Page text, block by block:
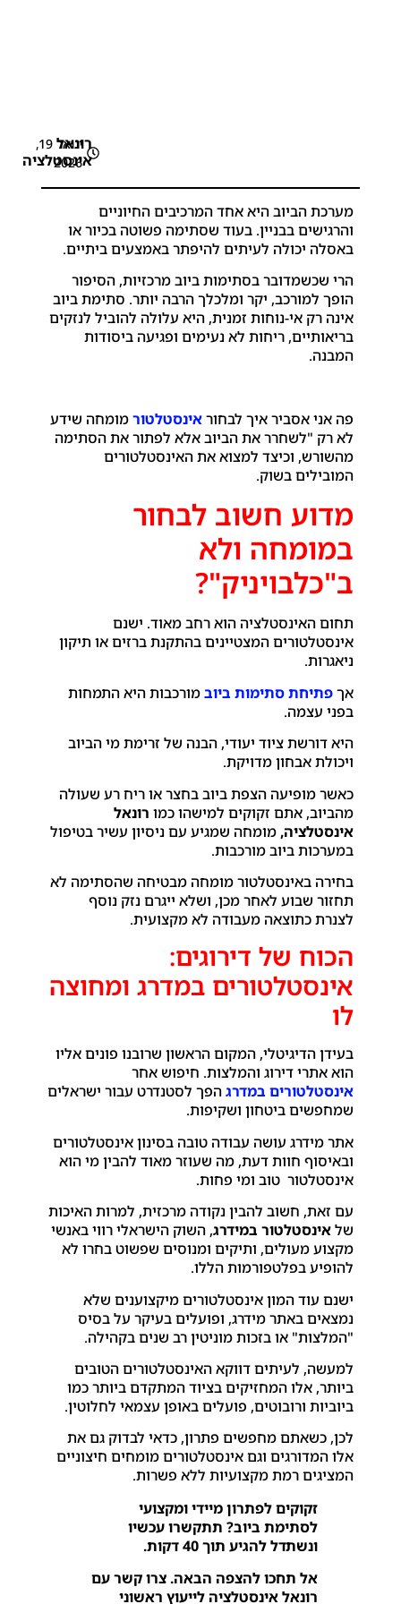
רונאל
אינסטלציה
ינואר 19,
2026
מערכת הביוב היא אחד המרכיבים החיוניים
והרגישים בבניין. בעוד שסתימה פשוטה בכיור או
באסלה יכולה לעיתים להיפתר באמצעים ביתיים.
הרי שכשמדובר בסתימות ביוב מרכזיות, הסיפור
הופך למורכב, יקר ומלכלך הרבה יותר. סתימת ביוב
אינה רק אי-נוחות זמנית, היא עלולה להוביל לנזקים
בריאותיים, ריחות לא נעימים ופגיעה ביסודות
המבנה.
פה אני אסביר איך לבחוראינסטלטורמומחה שידע
לא רק "לשחרר את הביוב אלא לפתור את הסתימה
מהשורש, וכיצד למצוא את האינסטלטורים
המובילים בשוק.
מדוע חשוב לבחור
במומחה ולא
ב"כלבויניק"?
תחום האינסטלציה הוא רחב מאוד. ישנם
אינסטלטורים המצטיינים בהתקנת ברזים או תיקון
ניאגרות.
אךפתיחת סתימות ביובמורכבות היא התמחות
בפני עצמה.
היא דורשת ציוד יעודי, הבנה של זרימת מי הביוב
ויכולת אבחון מדויקת.
כאשר מופיעה הצפת ביוב בחצר או ריח רע שעולה
מהביוב, אתם זקוקים למישהו כמו רונאל
אינסטלציה, מומחה שמגיע עם ניסיון עשיר בטיפול
במערכות ביוב מורכבות.
בחירה באינסטלטור מומחה מבטיחה שהסתימה לא
תחזור שבוע לאחר מכן, ושלא ייגרם נזק נוסף
לצנרת כתוצאה מעבודה לא מקצועית.
הכוח של דירוגים:
אינסטלטורים במדרג ומחוצה
לו
בעידן הדיגיטלי, המקום הראשון שרובנו פונים אליו
הוא אתרי דירוג והמלצות. חיפוש אחר
אינסטלטורים במדרגהפך לסטנדרט עבור ישראלים
שמחפשים ביטחון ושקיפות.
אתר מידרג עושה עבודה טובה בסינון אינסטלטורים
ובאיסוף חוות דעת, מה שעוזר מאוד להבין מי הוא
אינסטלטור טוב ומי פחות.
עם זאת, חשוב להבין נקודה מרכזית, למרות האיכות
שלאינסטלטור במידרג, השוק הישראלי רווי באנשי
מקצוע מעולים, ותיקים ומנוסים שפשוט בחרו לא
להופיע בפלטפורמות הללו.
ישנם עוד המון אינסטלטורים מיקצוענים שלא
נמצאים באתר מידרג, ופועלים בעיקר על בסיס
"המלצות" או בזכות מוניטין רב שנים בקהילה.
למעשה, לעיתים דווקא האינסטלטורים הטובים
ביותר, אלו המחזיקים בציוד המתקדם ביותר כמו
ביוביות ורובוטים, פועלים באופן עצמאי לחלוטין.
לכן, כשאתם מחפשים פתרון, כדאי לבדוק גם את
אלו המדורגים וגם אינסטלטורים מומחים חיצוניים
המציגים רמת מקצועיות ללא פשרות.
זקוקים לפתרון מיידי ומקצועי
לסתימת ביוב? תתקשרו עכשיו
ונשתדל להגיע תוך 40 דקות.
אל תחכו להצפה הבאה. צרו קשר עם
רונאל אינסטלציה לייעוץ ראשוני